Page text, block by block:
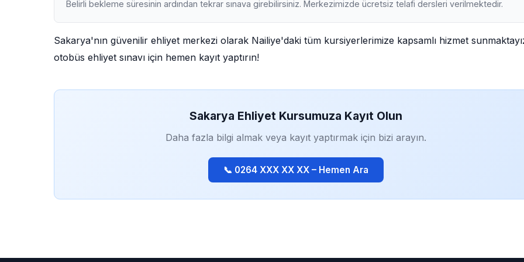
Belirli bekleme süresinin ardından tekrar sınava girebilirsiniz. Merkezimizde ücretsiz telafi dersleri verilmektedir.
Sakarya'nın güvenilir ehliyet merkezi olarak Nailiye'daki tüm kursiyerlerimize kapsamlı hizmet
otobüs ehliyet sınavı için hemen kayıt yaptırın!
Sakarya Ehliyet Kursumuza Kayıt Olun
Daha fazla bilgi almak veya kayıt yaptırmak için bizi arayın.
📞 0264 XXX XX XX – Hemen Ara